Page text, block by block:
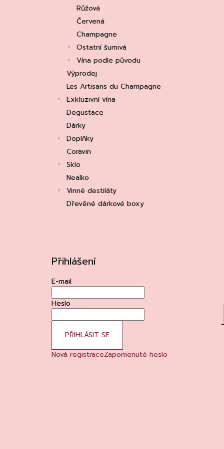
Růžová
Červená
Champagne
Ostatní šumivá
Vína podle původu
Výprodej
Les Artisans du Champagne
Exkluzivní vína
Degustace
Dárky
Doplňky
Coravin
Sklo
Nealko
Vinné destiláty
Dřevěné dárkové boxy
Přihlášení
E-mail
Heslo
PŘIHLÁSIT SE
Nová registraceZapomenuté heslo
ASOLO PROSECCO SUPERIORE DOCG
BRUT, MARTIGNAGO
253 Kč
Původně: 335 Kč